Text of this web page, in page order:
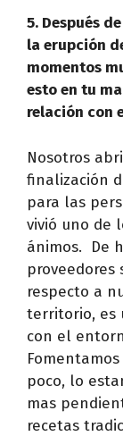
5. Después
la erupción
momentos
esto en tu
relación con
Nosotros
finalización
para las
vivió uno de
ánimos. De
proveedores
respecto a
territorio, es
con el
poco, lo
mas
recetas